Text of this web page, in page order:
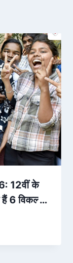
12वीं के
6 विकल्प –